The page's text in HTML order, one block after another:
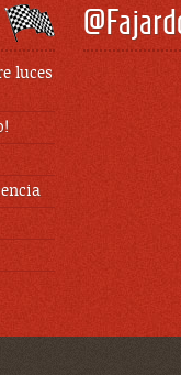
luces